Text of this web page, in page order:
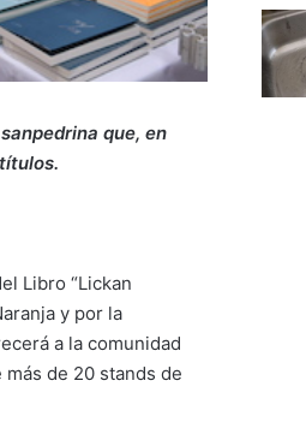
que, en
Libro “Lickan
y por la
a la comunidad
de 20 stands de